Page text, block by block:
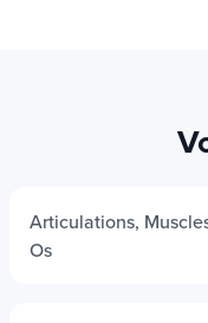
Articulations,
Os